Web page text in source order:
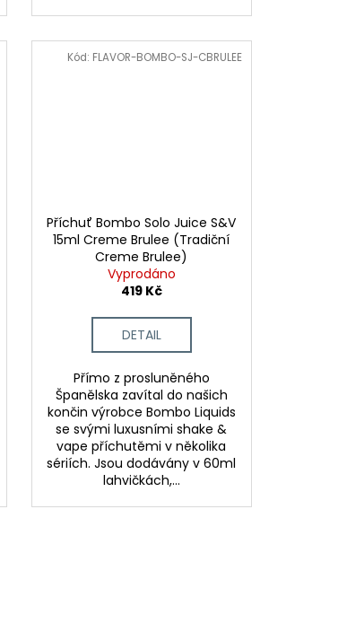
Příchuť Bombo Solo Juice S&V
15ml Creme Brulee (Tradiční
Creme Brulee)
Vyprodáno
419 Kč
DETAIL
Přímo z prosluněného
Španělska zavítal do našich
končin výrobce Bombo Liquids
se svými luxusními shake &
vape příchutěmi v několika
sériích. Jsou dodávány v 60ml
lahvičkách,...
Kód: FLAVOR-BOMBO-SJ-CBRULEE